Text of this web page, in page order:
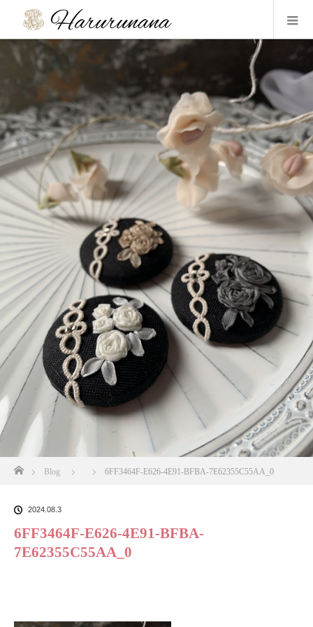
ホーム
Blog 6FF3464F-E626-4E91-BFBA-7E62355C55AA_0
2024.08.3
6FF3464F-E626-4E91-BFBA-
7E62355C55AA_0